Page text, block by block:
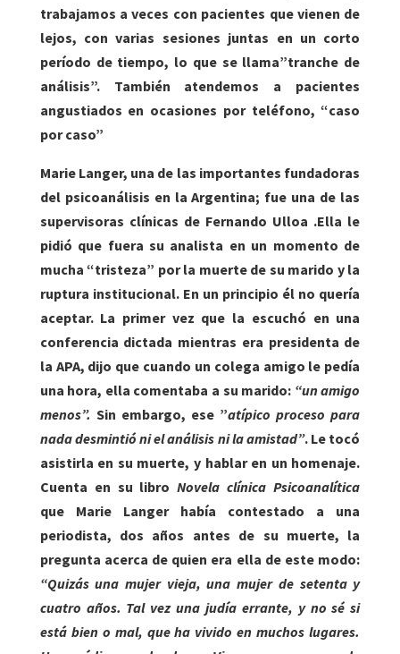
trabajamos a veces con pacientes que vienen de
lejos, con varias sesiones juntas en un corto
período de tiempo, lo que se llama”tranche de
análisis”. También atendemos a pacientes
angustiados en ocasiones por teléfono, “caso
por caso”
Marie Langer, una de las importantes fundadoras
del psicoanálisis en la Argentina; fue una de las
supervisoras clínicas de Fernando Ulloa .Ella le
pidió que fuera su analista en un momento de
mucha “tristeza” por la muerte de su marido y la
ruptura institucional. En un principio él no quería
aceptar. La primer vez que la escuchó en una
conferencia dictada mientras era presidenta de
la APA, dijo que cuando un colega amigo le pedía
una hora, ella comentaba a su marido: “un amigo
menos”. Sin embargo, ese ”atípico proceso para
nada desmintió ni el análisis ni la amistad”. Le tocó
asistirla en su muerte, y hablar en un homenaje.
Cuenta en su libroNovela clínica Psicoanalítica
que Marie Langer había contestado a una
periodista, dos años antes de su muerte, la
pregunta acerca de quien era ella de este modo:
“Quizás una mujer vieja, una mujer de setenta y
cuatro años. Tal vez una judía errante, y no sé si
está bien o mal, que ha vivido en muchos lugares.